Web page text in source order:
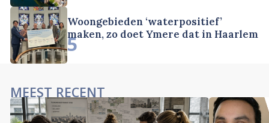
Woongebieden ‘waterpositief’
maken, zo doet Ymere dat in Haarlem
5
MEEST RECENT